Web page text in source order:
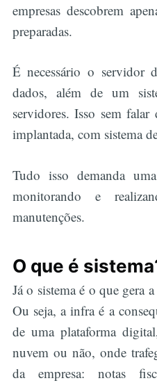
empresas descobrem
preparadas.
É necessário o servidor
dados, além de um
servidores. Isso sem falar
implantada, com sistema
Tudo isso demanda
monitorando e
manutenções.
O que é
Já o sistema é o que gera
Ou seja, a infra é a
de uma plataforma
nuvem ou não, onde
da empresa: notas